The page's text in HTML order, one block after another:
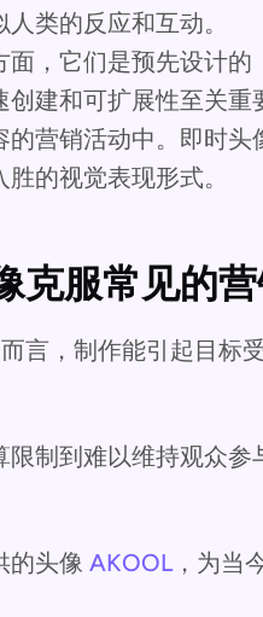
类的反应和互动。
面，它们是预先设计
创建和可扩展性至关
的营销活动中。即时
的视觉表现形式。
克服常见的
言，制作能引起目标
限制到难以维持观众
的头像 AKOOL，为当